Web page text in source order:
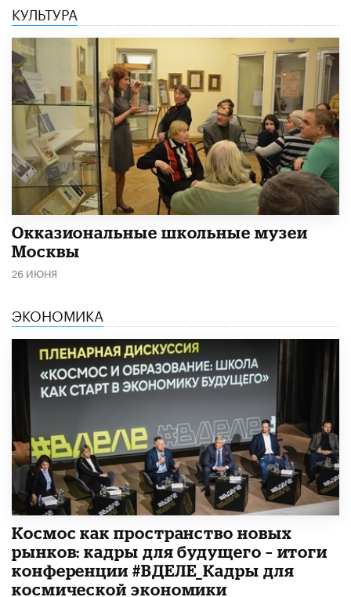
КУЛЬТУРА
​Окказиональные школьные музеи
Москвы
26 ИЮНЯ
ЭКОНОМИКА
Космос как пространство новых
рынков: кадры для будущего – итоги
конференции #ВДЕЛЕ_Кадры для
космической экономики